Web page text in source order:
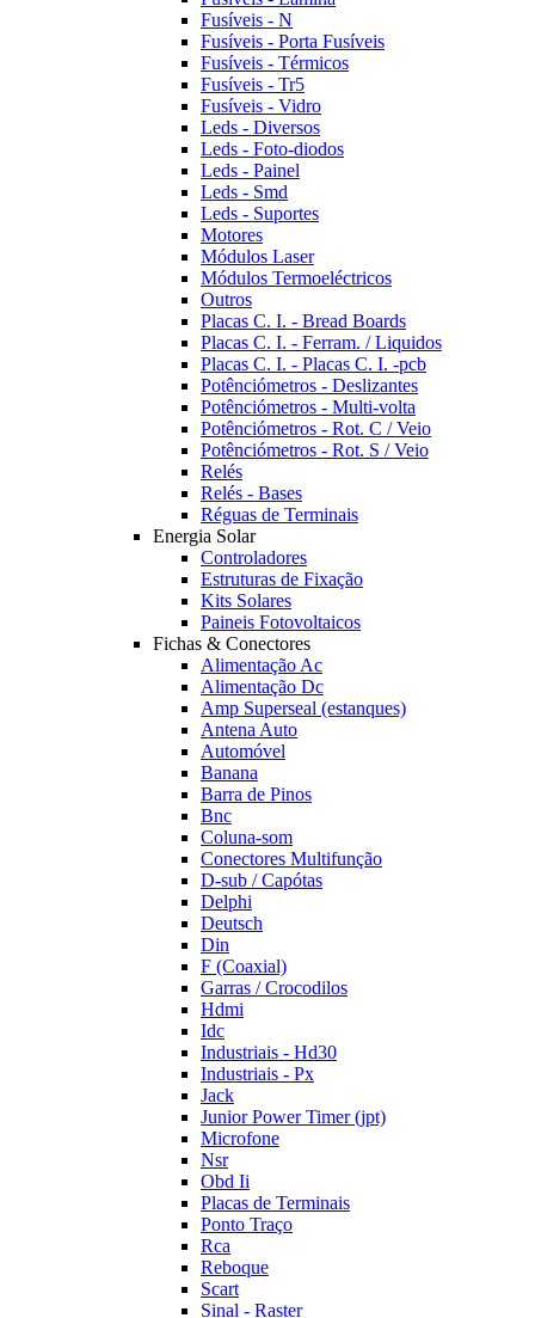
Fusíveis - N
Fusíveis - Porta Fusíveis
Fusíveis - Térmicos
Fusíveis - Tr5
Fusíveis - Vidro
Leds - Diversos
Leds - Foto-diodos
Leds - Painel
Leds - Smd
Leds - Suportes
Motores
Módulos Laser
Módulos Termoeléctricos
Outros
Placas C. I. - Bread Boards
Placas C. I. - Ferram. / Liquidos
Placas C. I. - Placas C. I. -pcb
Potênciómetros - Deslizantes
Potênciómetros - Multi-volta
Potênciómetros - Rot. C / Veio
Potênciómetros - Rot. S / Veio
Relés
Relés - Bases
Réguas de Terminais
Energia Solar
Controladores
Estruturas de Fixação
Kits Solares
Paineis Fotovoltaicos
Fichas & Conectores
Alimentação Ac
Alimentação Dc
Amp Superseal (estanques)
Antena Auto
Automóvel
Banana
Barra de Pinos
Bnc
Coluna-som
Conectores Multifunção
D-sub / Capótas
Delphi
Deutsch
Din
F (Coaxial)
Garras / Crocodilos
Hdmi
Idc
Industriais - Hd30
Industriais - Px
Jack
Junior Power Timer (jpt)
Microfone
Nsr
Obd Ii
Placas de Terminais
Ponto Traço
Rca
Reboque
Scart
Sinal - Raster